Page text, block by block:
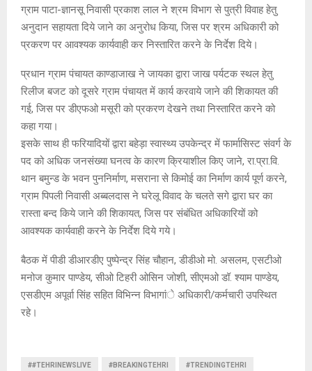
ग्राम पाटा-ज्ञानसू निवासी प्रकाश लाल ने श्रम विभाग से पुत्री विवाह हेतु
अनुदान सहायता दिये जाने का अनुरोध किया, जिस पर श्रम अधिकारी को
प्रकरण पर आवश्यक कार्यवाही कर निस्तारित करने के निर्देश दिये।
प्रधान ग्राम पंचायत काण्डाजाख ने जायका द्वारा जाख पर्यटक स्थल हेतु
रिलीज बजट को दूसरे ग्राम पंचायत में कार्य करवाये जाने की शिकायत की
गई, जिस पर डीएफओ मसूरी को प्रकरण देखने तथा निस्तारित करने को
कहा गया।
इसके साथ ही फरियादियों द्वारा बहेड़ा स्वास्थ्य उपकेन्द्र में फार्मासिस्ट संवर्ग के
पद को अधिक जनसंख्या घनत्व के कारण क्रियाशील किए जाने, रा.प्रा.वि.
थान बमुन्ड के भवन पुननिर्माण, मसराना से किमोई का निर्माण कार्य पूर्ण करने,
ग्राम पिपली निवासी अब्बलदास ने घरेलू विवाद के चलते सगे द्वारा घर का
रास्ता बन्द किये जाने की शिकायत, जिस पर संबंधित अधिकारियों को
आवश्यक कार्यवाही करने के निर्देश दिये गये।
बैठक में पीडी डीआरडीए पुष्पेन्द्र सिंह चौहान, डीडीओ मो. असलम, एसटीओ
मनोज कुमार पाण्डेय, सीओ टिहरी ओसिन जोशी, सीएमओ डॉ. श्याम पाण्डेय,
एसडीएम अपूर्वा सिंह सहित विभिन्न विभागांे अधिकारी/कर्मचारी उपस्थित
रहे।
##TEHRINEWSLIVE #BREAKINGTEHRI #TRENDINGTEHRI